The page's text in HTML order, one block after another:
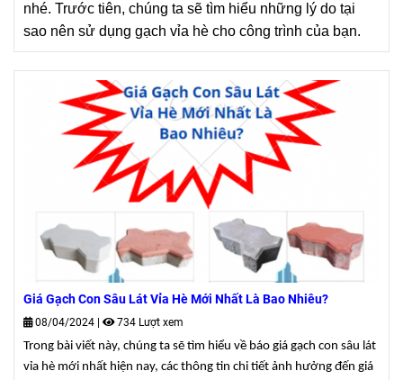
nhé. Trước tiên, chúng ta sẽ tìm hiểu những lý do tại
sao nên sử dụng gạch vỉa hè cho công trình của bạn.
Giá Gạch Con Sâu Lát Vỉa Hè Mới Nhất Là Bao Nhiêu?
08/04/2024 734 Lượt xem
Trong bài viết này, chúng ta sẽ tìm hiểu về báo giá gạch con sâu lát
vỉa hè mới nhất hiện nay, các thông tin chi tiết ảnh hưởng đến giá